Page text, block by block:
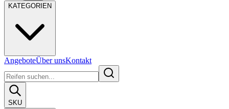
KATEGORIEN
AngeboteÜber unsKontakt
SKU